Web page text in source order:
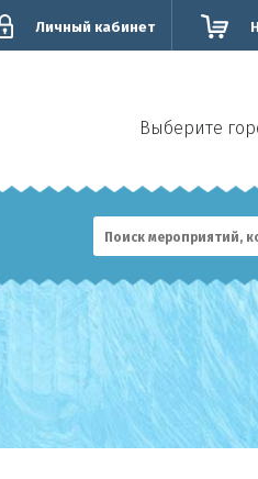
Личный кабинет
Выберите